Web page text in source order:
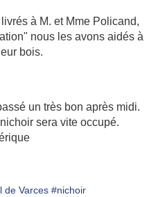
à M. et Mme Policand,
nous les avons aidés à
bois.
un très bon après midi.
sera vite occupé.
de Varces #nichoir